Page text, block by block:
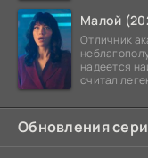
Малой
Отличник
надеется
считал
Обновления